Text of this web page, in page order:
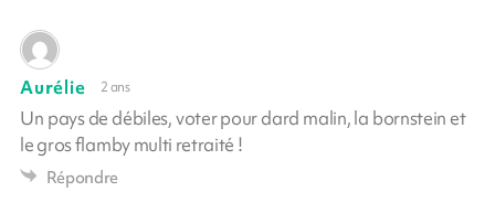
Aurélie 2 ans
Un pays de débiles, voter pour dard malin, la bornstein et
le gros flamby multi retraité !
Répondre